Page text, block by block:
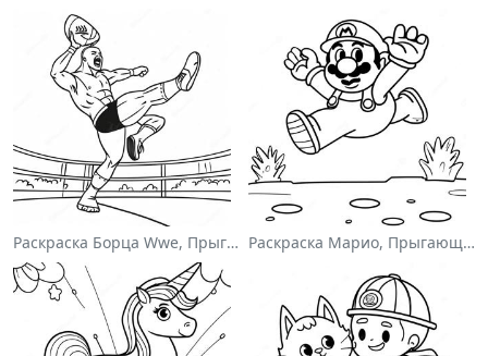
Раскраска Борца Wwe, Прыгающего На Соперника Раскраска Марио, Прыгающего Через Гумбасов